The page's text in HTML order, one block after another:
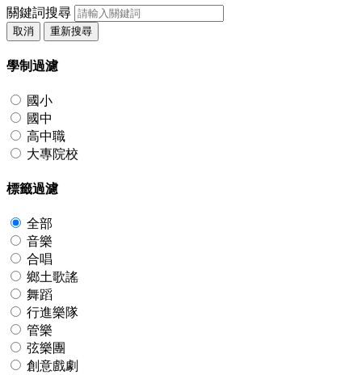
關鍵詞搜尋
取消 重新搜尋
學制過濾
國小
國中
高中職
大專院校
標籤過濾
全部
音樂
合唱
鄉土歌謠
舞蹈
行進樂隊
管樂
弦樂團
創意戲劇